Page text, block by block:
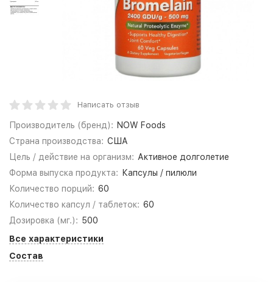
Написать отзыв
Производитель (бренд): NOW Foods
Страна производства: США
Цель / действие на организм: Активное долголетие
Форма выпуска продукта:
Капсулы / пилюли
Количество порций: 60
Количество капсул / таблеток: 60
Дозировка (мг.): 500
Все характеристики
Состав